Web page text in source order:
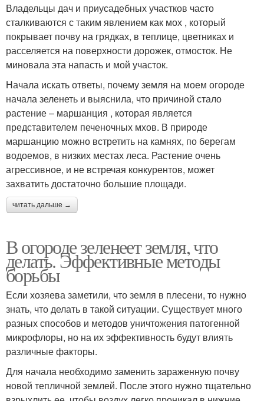
Владельцы дач и приусадебных участков часто
сталкиваются с таким явлением как мох , который
покрывает почву на грядках, в теплице, цветниках и
расселяется на поверхности дорожек, отмосток. Не
миновала эта напасть и мой участок.
Начала искать ответы, почему земля на моем огороде
начала зеленеть и выяснила, что причиной стало
растение – маршанция , которая является
представителем печеночных мхов. В природе
маршанцию можно встретить на камнях, по берегам
водоемов, в низких местах леса. Растение очень
агрессивное, и не встречая конкурентов, может
захватить достаточно большие площади.
читать дальше →
В огороде зеленеет земля, что
делать. Эффективные методы
борьбы
Если хозяева заметили, что земля в плесени, то нужно
знать, что делать в такой ситуации. Существует много
разных способов и методов уничтожения патогенной
микрофлоры, но на их эффективность будут влиять
различные факторы.
Для начала необходимо заменить зараженную почву
новой тепличной землей. После этого нужно тщательно